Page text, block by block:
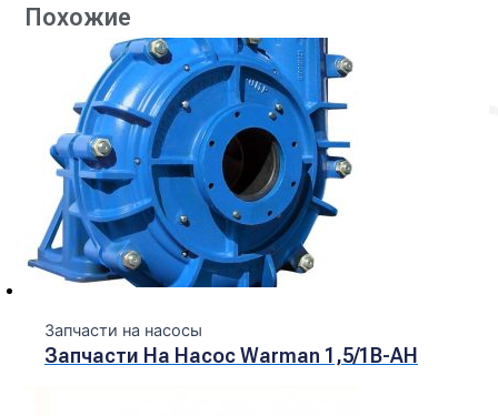
Похожие
Запчасти на насосы
Запчасти На Насос Warman 1,5/1B-AH